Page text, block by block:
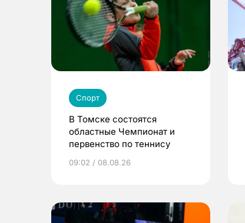
Спорт
В Томске состоятся
областные Чемпионат и
первенство по теннису
09:02 / 08.08.26